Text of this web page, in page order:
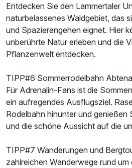
Entdecken Sie den Lammertaler
naturbelassenes Waldgebiet, das
und Spazierengehen eignet. Hier
unberührte Natur erleben und die
Pflanzenwelt entdecken.
TIPP#6 Sommerrodelbahn
Für Adrenalin-Fans ist die
ein aufregendes Ausflugsziel.
Rodelbahn hinunter und genießen
und die schöne Aussicht auf die
TIPP#7 Wanderungen und
zahlreichen Wanderwege rund